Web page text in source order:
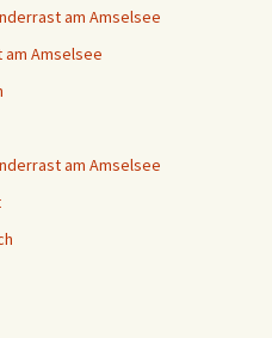
am Amselsee
Amselsee
am Amselsee